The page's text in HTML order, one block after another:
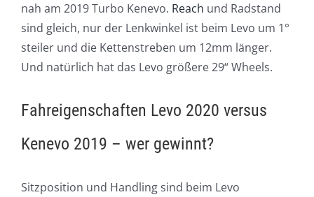
nah am 2019 Turbo Kenevo. Reach und Radstand
sind gleich, nur der Lenkwinkel ist beim Levo um 1°
steiler und die Kettenstreben um 12mm länger.
Und natürlich hat das Levo größere 29“ Wheels.
Fahreigenschaften Levo 2020 versus
Kenevo 2019 – wer gewinnt?
Sitzposition und Handling sind beim Levo